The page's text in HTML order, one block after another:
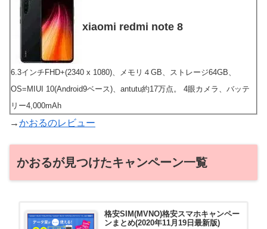
xiaomi redmi note 8
6.3インチFHD+(2340 x 1080)、メモリ４GB、ストレージ64GB、
OS=MIUI 10(Android9ベース)、antutu約17万点。 4眼カメラ、バッテ
リー4,000mAh
→かおるのレビュー
かおるが見つけたキャンペーン一覧
格安SIM(MVNO)格安スマホキャンペー
ンまとめ(2020年11月19日最新版)